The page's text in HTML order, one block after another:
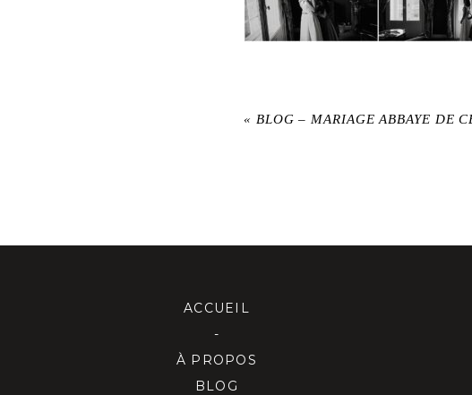
« BLOG – MARIAGE ABBAYE DE
ACCUEIL
-
À PROPOS
BLOG